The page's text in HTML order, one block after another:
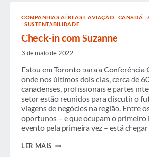
COMPANHIAS AÉREAS E AVIAÇÃO | CANADÁ |
|SUSTENTABILIDADE
Check-in com Suzanne
3 de maio de 2022
Estou em Toronto para a Conferência
onde nos últimos dois dias, cerca de
canadenses, profissionais e partes
setor estão reunidos para discutir o
viagens de negócios na região. Entre
oportunos – e que ocupam o primeiro
evento pela primeira vez – está
LER MAIS CHECK-